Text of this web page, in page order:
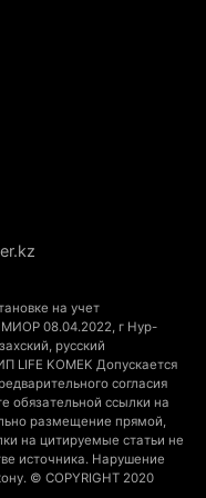
область вошла
представила в
этажа
192
в дикую
262
на учет
МИОР 08.04.2022, г Нур-
русский
LIFE KOMEK Допускается
согласия
обязательной ссылки на
размещение прямой,
на цитируемые статьи не
источника. Нарушение
© COPYRIGHT 2020